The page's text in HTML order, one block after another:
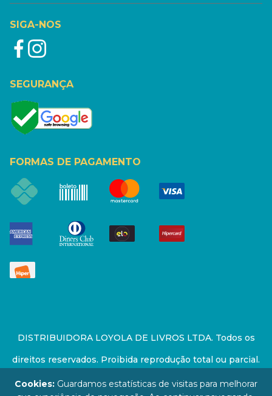
SIGA-NOS
SEGURANÇA
FORMAS DE PAGAMENTO
DISTRIBUIDORA LOYOLA DE LIVROS LTDA. Todos os
direitos reservados. Proibida reprodução total ou parcial.
Preços e estoque sujeito a alterações sem aviso prévio.
Cookies: Guardamos estatísticas de visitas para melhorar